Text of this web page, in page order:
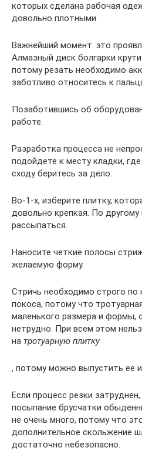
которых сделана ​​рабочая
довольно плотными.
Важнейший момент. это
Алмазный диск болгарки
потому резать необходимо
заботливо относитесь к
Позаботившись об
работе.
Разработка процесса не
подойдете к месту кладки,
сходу беритесь за дело.
Во-1-х, изберите плитку,
довольно крепкая. По
рассыпаться.
Наносите четкие полосы
желаемую форму.
Стричь необходимо строго по
покоса, потому что
маленького размера и формы,
нетрудно. При всем этом
на тротуарную плитку
, потому можно выпустить ее
Если процесс резки
посыпание брусчатки
не очень много, потому что
дополнительное скольжение
достаточно небезопасно.